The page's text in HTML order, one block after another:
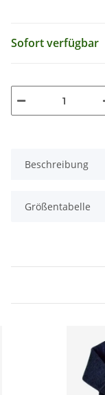
Sofort verfügbar
Beschreibung
Größentabelle